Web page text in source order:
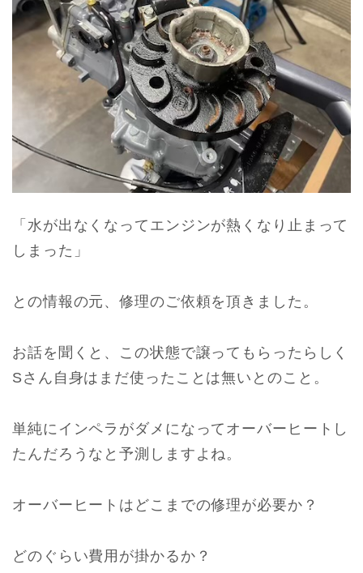
「水が出なくなってエンジンが熱くなり止まって
しまった」
との情報の元、修理のご依頼を頂きました。
お話を聞くと、この状態で譲ってもらったらしく
Sさん自身はまだ使ったことは無いとのこと。
単純にインペラがダメになってオーバーヒートし
たんだろうなと予測しますよね。
オーバーヒートはどこまでの修理が必要か？
どのぐらい費用が掛かるか？